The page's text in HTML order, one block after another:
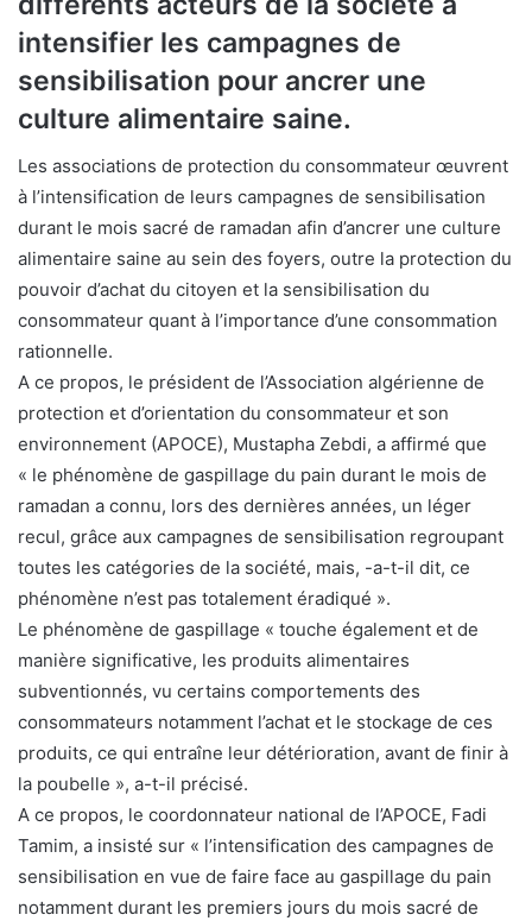
intensifier les campagnes de
sensibilisation pour ancrer une
culture alimentaire saine.
Les associations de protection du consommateur œuvrent
à l’intensification de leurs campagnes de sensibilisation
durant le mois sacré de ramadan afin d’ancrer une culture
alimentaire saine au sein des foyers, outre la protection du
pouvoir d’achat du citoyen et la sensibilisation du
consommateur quant à l’importance d’une consommation
rationnelle.
A ce propos, le président de l’Association algérienne de
protection et d’orientation du consommateur et son
environnement (APOCE), Mustapha Zebdi, a affirmé que
« le phénomène de gaspillage du pain durant le mois de
ramadan a connu, lors des dernières années, un léger
recul, grâce aux campagnes de sensibilisation regroupant
toutes les catégories de la société, mais, -a-t-il dit, ce
phénomène n’est pas totalement éradiqué ».
Le phénomène de gaspillage « touche également et de
manière significative, les produits alimentaires
subventionnés, vu certains comportements des
consommateurs notamment l’achat et le stockage de ces
produits, ce qui entraîne leur détérioration, avant de finir à
la poubelle », a-t-il précisé.
A ce propos, le coordonnateur national de l’APOCE, Fadi
Tamim, a insisté sur « l’intensification des campagnes de
sensibilisation en vue de faire face au gaspillage du pain
notamment durant les premiers jours du mois sacré de